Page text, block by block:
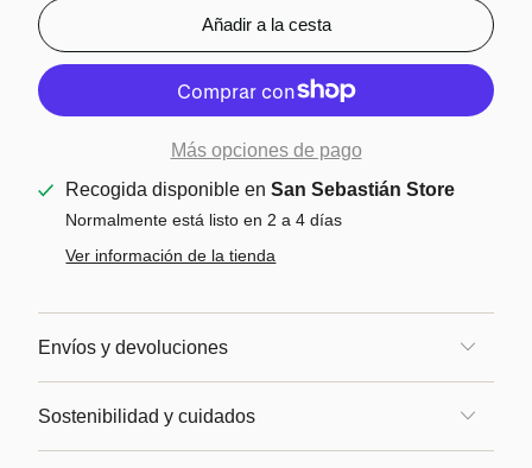
Añadir a la cesta
Más opciones de pago
Recogida disponible enSan Sebastián Store
Normalmente está listo en 2 a 4 días
Ver información de la tienda
Envíos y devoluciones
Sostenibilidad y cuidados